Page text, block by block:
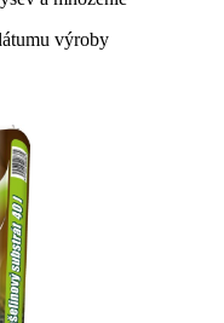
výroby